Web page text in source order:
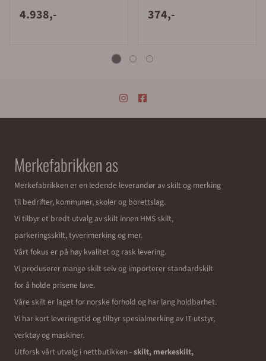
4.938,- 374,-
Merkefabrikken as
Merkefabrikken er en ledende leverandør av skilt og merking
til bedrifter, kommuner, skoler og borettslag.
Vi tilbyr et bredt utvalg av skilt innen HMS skilt,
parkeringsskilt, tyverimerking og mer.
Vårt fokus er på høy kvalitet og rask levering.
Vi produserer mange skilt selv og importerer standardskilt
for å holde prisene lave.
Våre skilt er laget for norske forhold og har lang holdbarhet.
Vi har kort leveringstid og tilbyr spesialmerking av IT-utstyr,
verktøy og maskiner.
Utforsk vårt utvalg i nettbutikken -skilt, merkeskilt,